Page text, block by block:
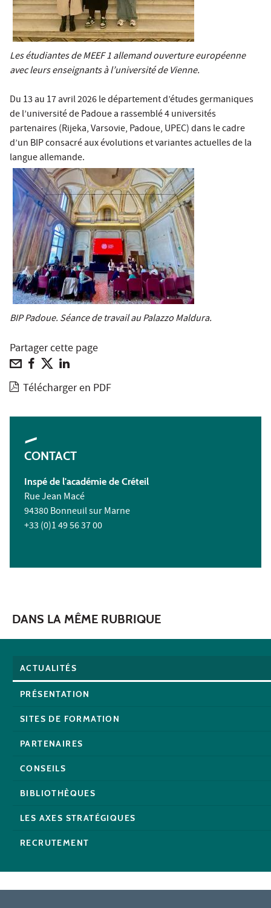
Les étudiantes de MEEF 1 allemand ouverture européenne
avec leurs enseignants à l’université de Vienne.
Du 13 au 17 avril 2026 le département d’études germaniques
de l’université de Padoue a rassemblé 4 universités
partenaires (Rijeka, Varsovie, Padoue, UPEC) dans le cadre
d’un BIP consacré aux évolutions et variantes actuelles de la
langue allemande.
BIP Padoue. Séance de travail au Palazzo Maldura.
Partager cette page
Télécharger en PDF
CONTACT
Inspé de l'académie de Créteil
Rue Jean Macé
94380 Bonneuil sur Marne
+33 (0)1 49 56 37 00
DANS LA MÊME RUBRIQUE
ACTUALITÉS
PRÉSENTATION
SITES DE FORMATION
PARTENAIRES
CONSEILS
BIBLIOTHÈQUES
LES AXES STRATÉGIQUES
RECRUTEMENT